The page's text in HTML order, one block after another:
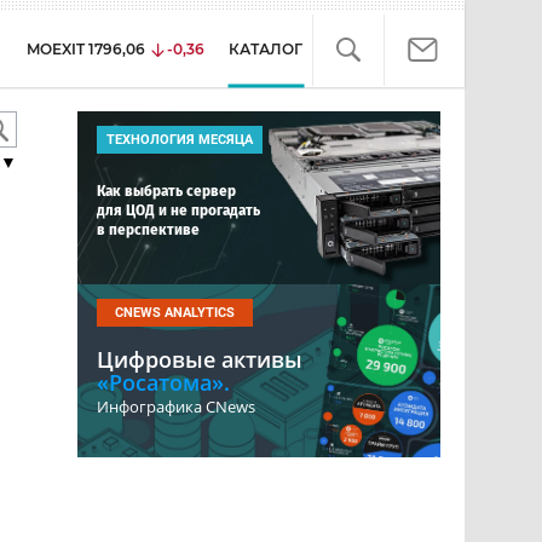
MOEXIT 1796,06 -0,36 КАТАЛОГ
ТЕХНОЛОГИЯ МЕСЯЦА
Как выбрать сервер
для ЦОД и не прогадать
в перспективе
CNEWS ANALYTICS
Цифровые активы
«Росатома».
Инфографика CNews